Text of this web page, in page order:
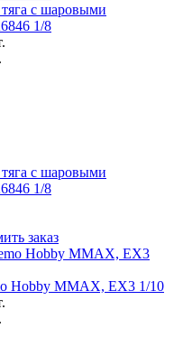
тяга с шаровыми
1/8
тяга с шаровыми
1/8
заказ
Hobby MMAX, EX3 1/10